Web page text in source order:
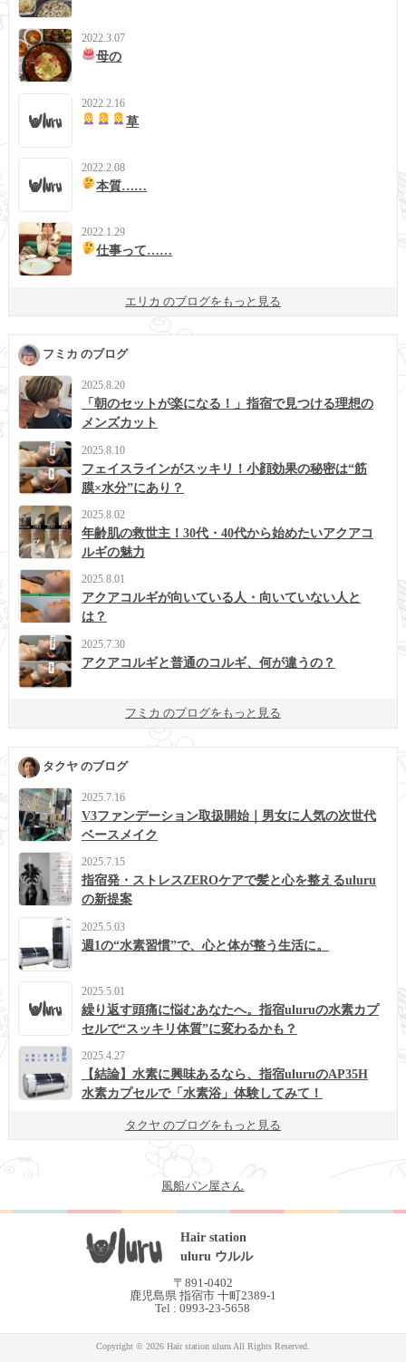
2022.3.07
母の
2022.2.16
草
2022.2.08
本質……
2022.1.29
仕事って……
エリカ のブログをもっと見る
フミカ のブログ
2025.8.20
「朝のセットが楽になる！」指宿で見つける理想の
メンズカット
2025.8.10
フェイスラインがスッキリ！小顔効果の秘密は“筋
膜×水分”にあり？
2025.8.02
年齢肌の救世主！30代・40代から始めたいアクアコ
ルギの魅力
2025.8.01
アクアコルギが向いている人・向いていない人と
は？
2025.7.30
アクアコルギと普通のコルギ、何が違うの？
フミカ のブログをもっと見る
タクヤ のブログ
2025.7.16
V3ファンデーション取扱開始｜男女に人気の次世代
ベースメイク
2025.7.15
指宿発・ストレスZEROケアで髪と心を整えるuluru
の新提案
2025.5.03
週1の“水素習慣”で、心と体が整う生活に。
2025.5.01
繰り返す頭痛に悩むあなたへ。指宿uluruの水素カプ
セルで“スッキリ体質”に変わるかも？
2025.4.27
【結論】水素に興味あるなら、指宿uluruのAP35H
水素カプセルで「水素浴」体験してみて！
タクヤ のブログをもっと見る
風船パン屋さん
Hair station
uluru ウルル
〒891-0402
鹿児島県 指宿市 十町2389-1
Tel : 0993-23-5658
Copyright © 2026 Hair station uluru All Rights Reserved.